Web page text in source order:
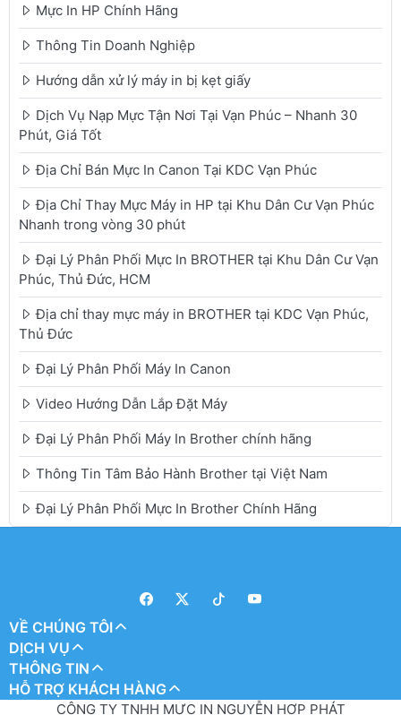
Mực In HP Chính Hãng
Thông Tin Doanh Nghiệp
Hướng dẫn xử lý máy in bị kẹt giấy
Dịch Vụ Nạp Mực Tận Nơi Tại Vạn Phúc – Nhanh 30
Phút, Giá Tốt
Địa Chỉ Bán Mực In Canon Tại KDC Vạn Phúc
Địa Chỉ Thay Mực Máy in HP tại Khu Dân Cư Vạn Phúc
Nhanh trong vòng 30 phút
Đại Lý Phân Phối Mực In BROTHER tại Khu Dân Cư Vạn
Phúc, Thủ Đức, HCM
Địa chỉ thay mực máy in BROTHER tại KDC Vạn Phúc,
Thủ Đức
Đại Lý Phân Phối Máy In Canon
Video Hướng Dẫn Lắp Đặt Máy
Đại Lý Phân Phối Máy In Brother chính hãng
Thông Tin Tâm Bảo Hành Brother tại Việt Nam
Đại Lý Phân Phối Mực In Brother Chính Hãng
VỀ CHÚNG TÔI
DỊCH VỤ
THÔNG TIN
HỖ TRỢ KHÁCH HÀNG
CÔNG TY TNHH MỰC IN NGUYỄN HỢP PHÁT